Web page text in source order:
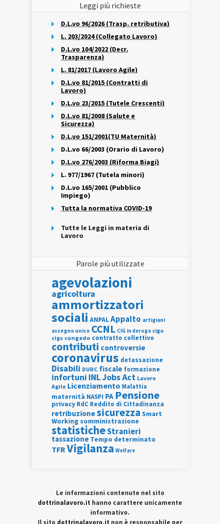
Leggi più richieste
D.L.vo 96/2026 (Trasp. retributiva)
L. 203/2024 (Collegato Lavoro)
D.L.vo 104/2022 (Decr.
Trasparenza)
L. 81/2017 (Lavoro Agile)
D.L.vo 81/2015 (Contratti di
Lavoro)
D.L.vo 23/2015 (Tutele Crescenti)
D.L.vo 81/2008 (Salute e
Sicurezza)
D.L.vo 151/2001(TU Maternità)
D.L.vo 66/2003 (Orario di Lavoro)
D.L.vo 276/2003 (Riforma Biagi)
L. 977/1967 (Tutela minori)
D.L.vo 165/2001 (Pubblico
Impiego)
Tutta la normativa COVID-19
Tutte le Leggi in materia di
Lavoro
Parole più utilizzate
agevolazioni
agricoltura
ammortizzatori
sociali ANPALAppalto artigiani
assegno unico CCNL CIG in deroga cigo
cigs congedo contratto collettivo
contributi controversie
coronavirus detassazione
Disabili DURC fiscale formazione
infortuni INLJobs Act Lavoro
Agile Licenziamento Malattia
maternità NASPI PA Pensione
privacy RdC Reddito di Cittadinanza
retribuzionesicurezza Smart
Working somministrazione
statisticheStranieri
tassazione Tempo determinato
TFRVigilanza Welfare
Le informazioni contenute nel sito
dottrinalavoro.it hanno carattere unicamente
informativo.
Il sito dottrinalavoro.it non è responsabile per